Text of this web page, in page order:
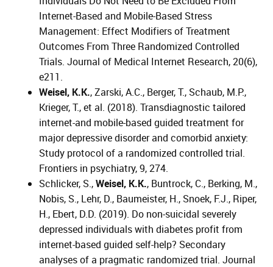
Internet-Based and Mobile-Based Stress
Management: Effect Modifiers of Treatment
Outcomes From Three Randomized Controlled
Trials. Journal of Medical Internet Research, 20(6),
e211.
Weisel, K.K., Zarski, A.C., Berger, T., Schaub, M.P.,
Krieger, T., et al. (2018). Transdiagnostic tailored
internet-and mobile-based guided treatment for
major depressive disorder and comorbid anxiety:
Study protocol of a randomized controlled trial.
Frontiers in psychiatry, 9, 274.
Schlicker, S.,Weisel, K.K., Buntrock, C., Berking, M.,
Nobis, S., Lehr, D., Baumeister, H., Snoek, F.J., Riper,
H., Ebert, D.D. (2019). Do non-suicidal severely
depressed individuals with diabetes profit from
internet-based guided self-help? Secondary
analyses of a pragmatic randomized trial. Journal